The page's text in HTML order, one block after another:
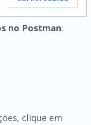
no Postman:
clique em